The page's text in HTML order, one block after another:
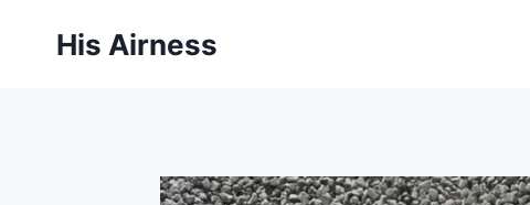
His Airness